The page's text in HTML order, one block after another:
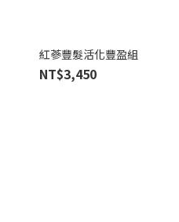
紅蔘豐髮活化豐盈組
NT$3,450